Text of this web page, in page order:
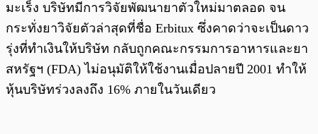
มะเร็ง บริษัทมีการวิจัยพัฒนายาตัวใหม่มาตลอด จน
กระทั่งยาวิจัยตัวล่าสุดที่ชื่อ Erbitux ซึ่งคาดว่าจะเป็นดาว
รุ่งที่ทำเงินให้บริษัท กลับถูกคณะกรรมการอาหารและยา
สหรัฐฯ (FDA) ไม่อนุมัติให้ใช้งานเมื่อปลายปี 2001 ทำให้
หุ้นบริษัทร่วงลงถึง 16% ภายในวันเดียว